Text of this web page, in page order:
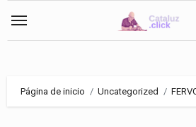
Página de inicio Uncategorized